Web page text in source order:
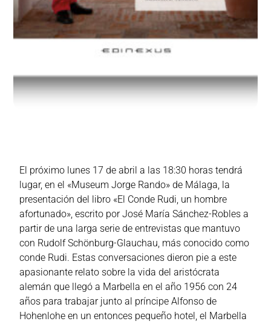
El próximo lunes 17 de abril a las 18:30 horas tendrá
lugar, en el «Museum Jorge Rando» de Málaga, la
presentación del libro «El Conde Rudi, un hombre
afortunado», escrito por José María Sánchez-Robles a
partir de una larga serie de entrevistas que mantuvo
con Rudolf Schönburg-Glauchau, más conocido como
conde Rudi. Estas conversaciones dieron pie a este
apasionante relato sobre la vida del aristócrata
alemán que llegó a Marbella en el año 1956 con 24
años para trabajar junto al príncipe Alfonso de
Hohenlohe en un entonces pequeño hotel, el Marbella